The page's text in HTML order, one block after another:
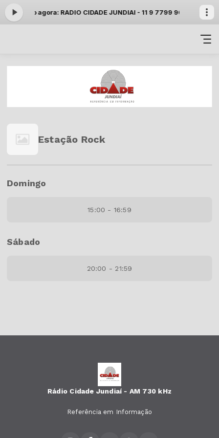
Tocando agora: RADIO CIDADE JUNDIAI - 11 9 7799 9000
Estação Rock
Domingo
15:00 - 16:59
Sábado
20:00 - 21:59
Rádio Cidade Jundiaí - AM 730 kHz
Referência em Informação